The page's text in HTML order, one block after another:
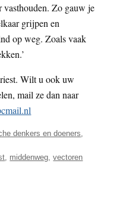
vasthouden. Zo gauw je
grijpen en
op weg. Zoals vaak
Wilt u ook uw
mail ze dan naar
denkers en doeners
middenweg ,vectoren